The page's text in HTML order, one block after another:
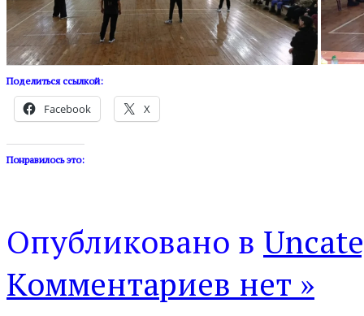
Поделиться ссылкой:
Facebook X
Понравилось это:
Опубликовано в
Комментариев нет »